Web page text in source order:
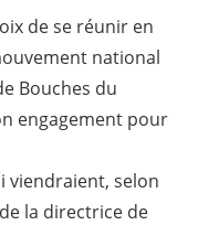
de se réunir en
national
Bouches du
engagement pour
viendraient, selon
la directrice de